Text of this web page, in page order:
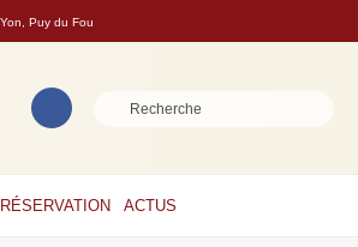
Puy du Fou
ACTUS